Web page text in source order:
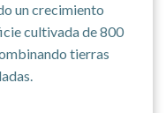
un crecimiento
cultivada de 800
tierras